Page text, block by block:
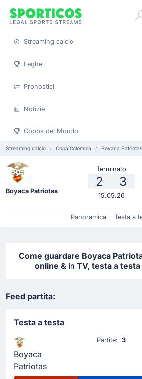
Streaming calcio
Leghe
Pronostici
Notizie
Coppa del Mondo
Streaming calcio Copa Colombia Boyaca
Boyaca Patriotas
Terminato
2 3
15.05.26
Panoramica Testa a
Come guardare Boyaca
online & in TV, testa a
Feed partita:
Testa a testa
Boyaca
Patriotas
Partite: 3